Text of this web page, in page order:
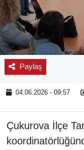
Paylaş
04.06.2026 - 09:57
Çukurova İlçe